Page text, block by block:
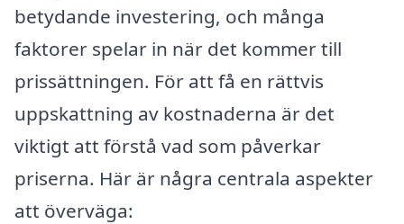
betydande investering, och många
faktorer spelar in när det kommer till
prissättningen. För att få en rättvis
uppskattning av kostnaderna är det
viktigt att förstå vad som påverkar
priserna. Här är några centrala aspekter
att överväga: